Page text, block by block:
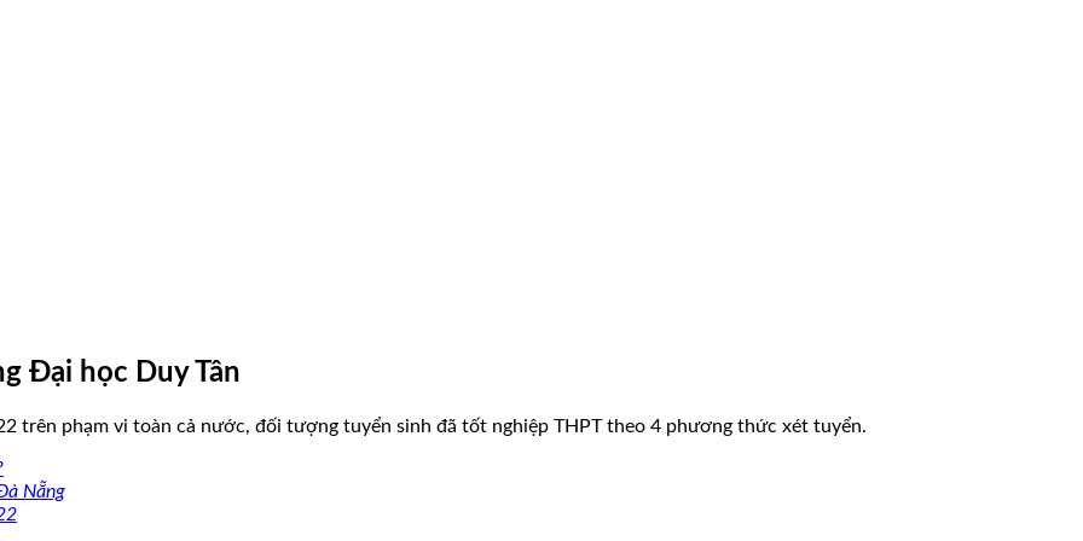
Đại học Duy Tân
trên phạm vi toàn cả nước, đối tượng tuyển sinh đã tốt nghiệp THPT theo 4 phương thức xét tuyển.
Nẵng